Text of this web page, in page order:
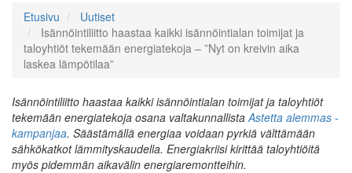
Etusivu
Uutiset
Isännöintiliitto haastaa kaikki isännöintialan toimijat ja
taloyhtiöt tekemään energiatekoja – ”Nyt on kreivin aika
laskea lämpötilaa”
Isännöintiliitto haastaa kaikki isännöintialan toimijat ja taloyhtiöt
tekemään energiatekoja osana valtakunnallistaAstetta alemmas -
kampanjaa. Säästämällä energiaa voidaan pyrkiä välttämään
sähkökatkot lämmityskaudella. Energiakriisi kirittää taloyhtiöitä
myös pidemmän aikavälin energiaremontteihin.